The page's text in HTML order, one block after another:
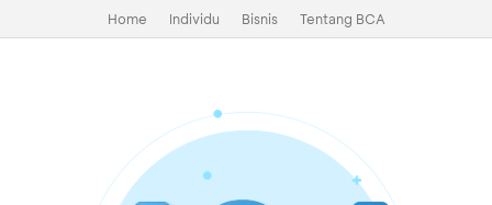
Home Individu Bisnis Tentang BCA